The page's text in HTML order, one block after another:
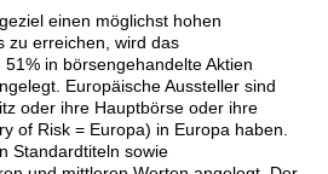
einen möglichst hohen
zu erreichen, wird das
in börsengehandelte Aktien
Europäische Aussteller sind
oder ihre Hauptbörse oder ihre
of Risk = Europa) in Europa haben.
Standardtiteln sowie